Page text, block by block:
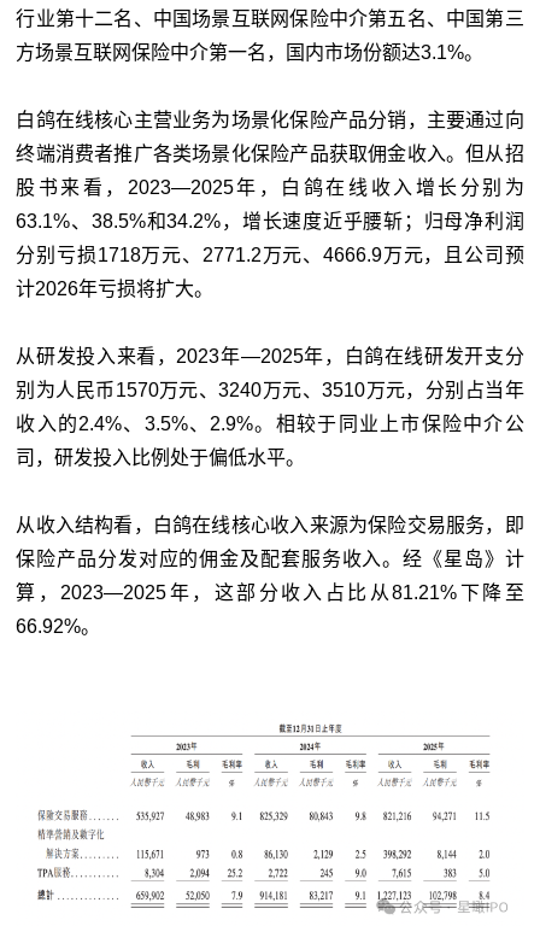
行业第十二名、中国场景互联网保险中介第五名、中国第三
方场景互联网保险中介第一名，国内市场份额达3.1%。
白鸽在线核心主营业务为场景化保险产品分销，主要通过向
终端消费者推广各类场景化保险产品获取佣金收入。但从招
股书来看，2023—2025年，白鸽在线收入增长分别为
63.1%、38.5%和34.2%，增长速度近乎腰斩；归母净利润
分别亏损1718万元、2771.2万元、4666.9万元，且公司预
计2026年亏损将扩大。
从研发投入来看，2023年—2025年，白鸽在线研发开支分
别为人民币1570万元、3240万元、3510万元，分别占当年
收入的2.4%、3.5%、2.9%。相较于同业上市保险中介公
司，研发投入比例处于偏低水平。
从收入结构看，白鸽在线核心收入来源为保险交易服务，即
保险产品分发对应的佣金及配套服务收入。经《星岛》计
算，2023—2025年，这部分收入占比从81.21%下降至
66.92%。